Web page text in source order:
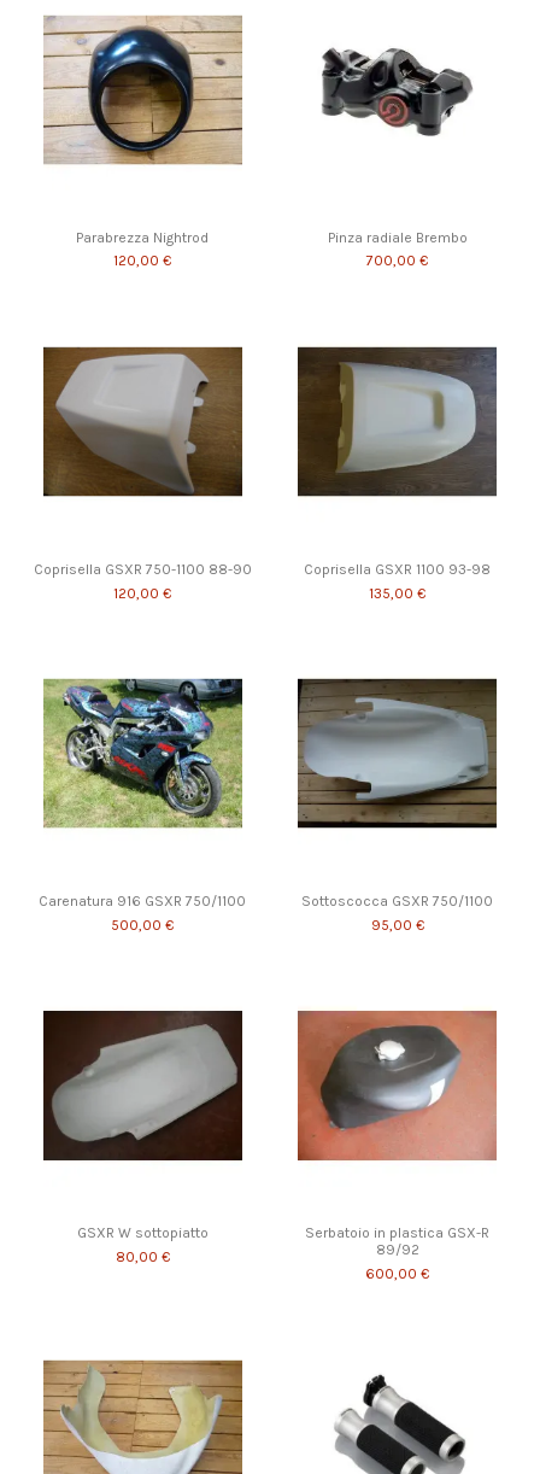
Parabrezza Nightrod
120,00 €
Pinza radiale Brembo
700,00 €
Coprisella GSXR 750-1100 88-90
120,00 €
Coprisella GSXR 1100 93-98
135,00 €
Carenatura 916 GSXR 750/1100
500,00 €
Sottoscocca GSXR 750/1100
95,00 €
GSXR W sottopiatto
80,00 €
Serbatoio in plastica GSX-R
89/92
600,00 €